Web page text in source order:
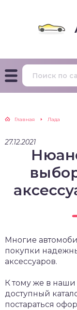
Главная Лада
27.12.2021
Многие
покупки
аксессуаров.
К тому же в
доступный
постараться